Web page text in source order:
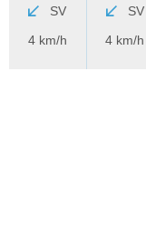
SV
4 km/h
SV
4 km/h